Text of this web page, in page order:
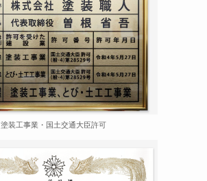
塗装工事業・国土交通大臣許可